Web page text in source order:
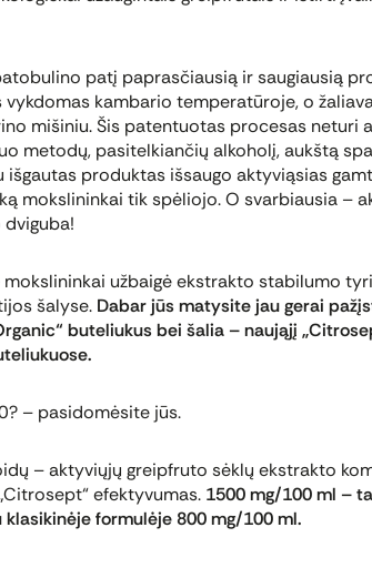
patį paprasčiausią ir saugiausią
vykdomas kambario temperatūroje, o
mišiniu. Šis patentuotas procesas neturi
metodų, pasitelkiančių alkoholį, aukštą
išgautas produktas išsaugo aktyviąsias
mokslininkai tik spėliojo. O svarbiausia –
užbaigė ekstrakto stabilumo
šalyse. Dabar jūs matysite jau gerai
buteliukus bei šalia – naująjį
– pasidomėsite jūs.
– aktyviųjų greipfruto sėklų ekstrakto
efektyvumas. 1500 mg/100 ml –
klasikinėje formulėje 800 mg/100 ml.